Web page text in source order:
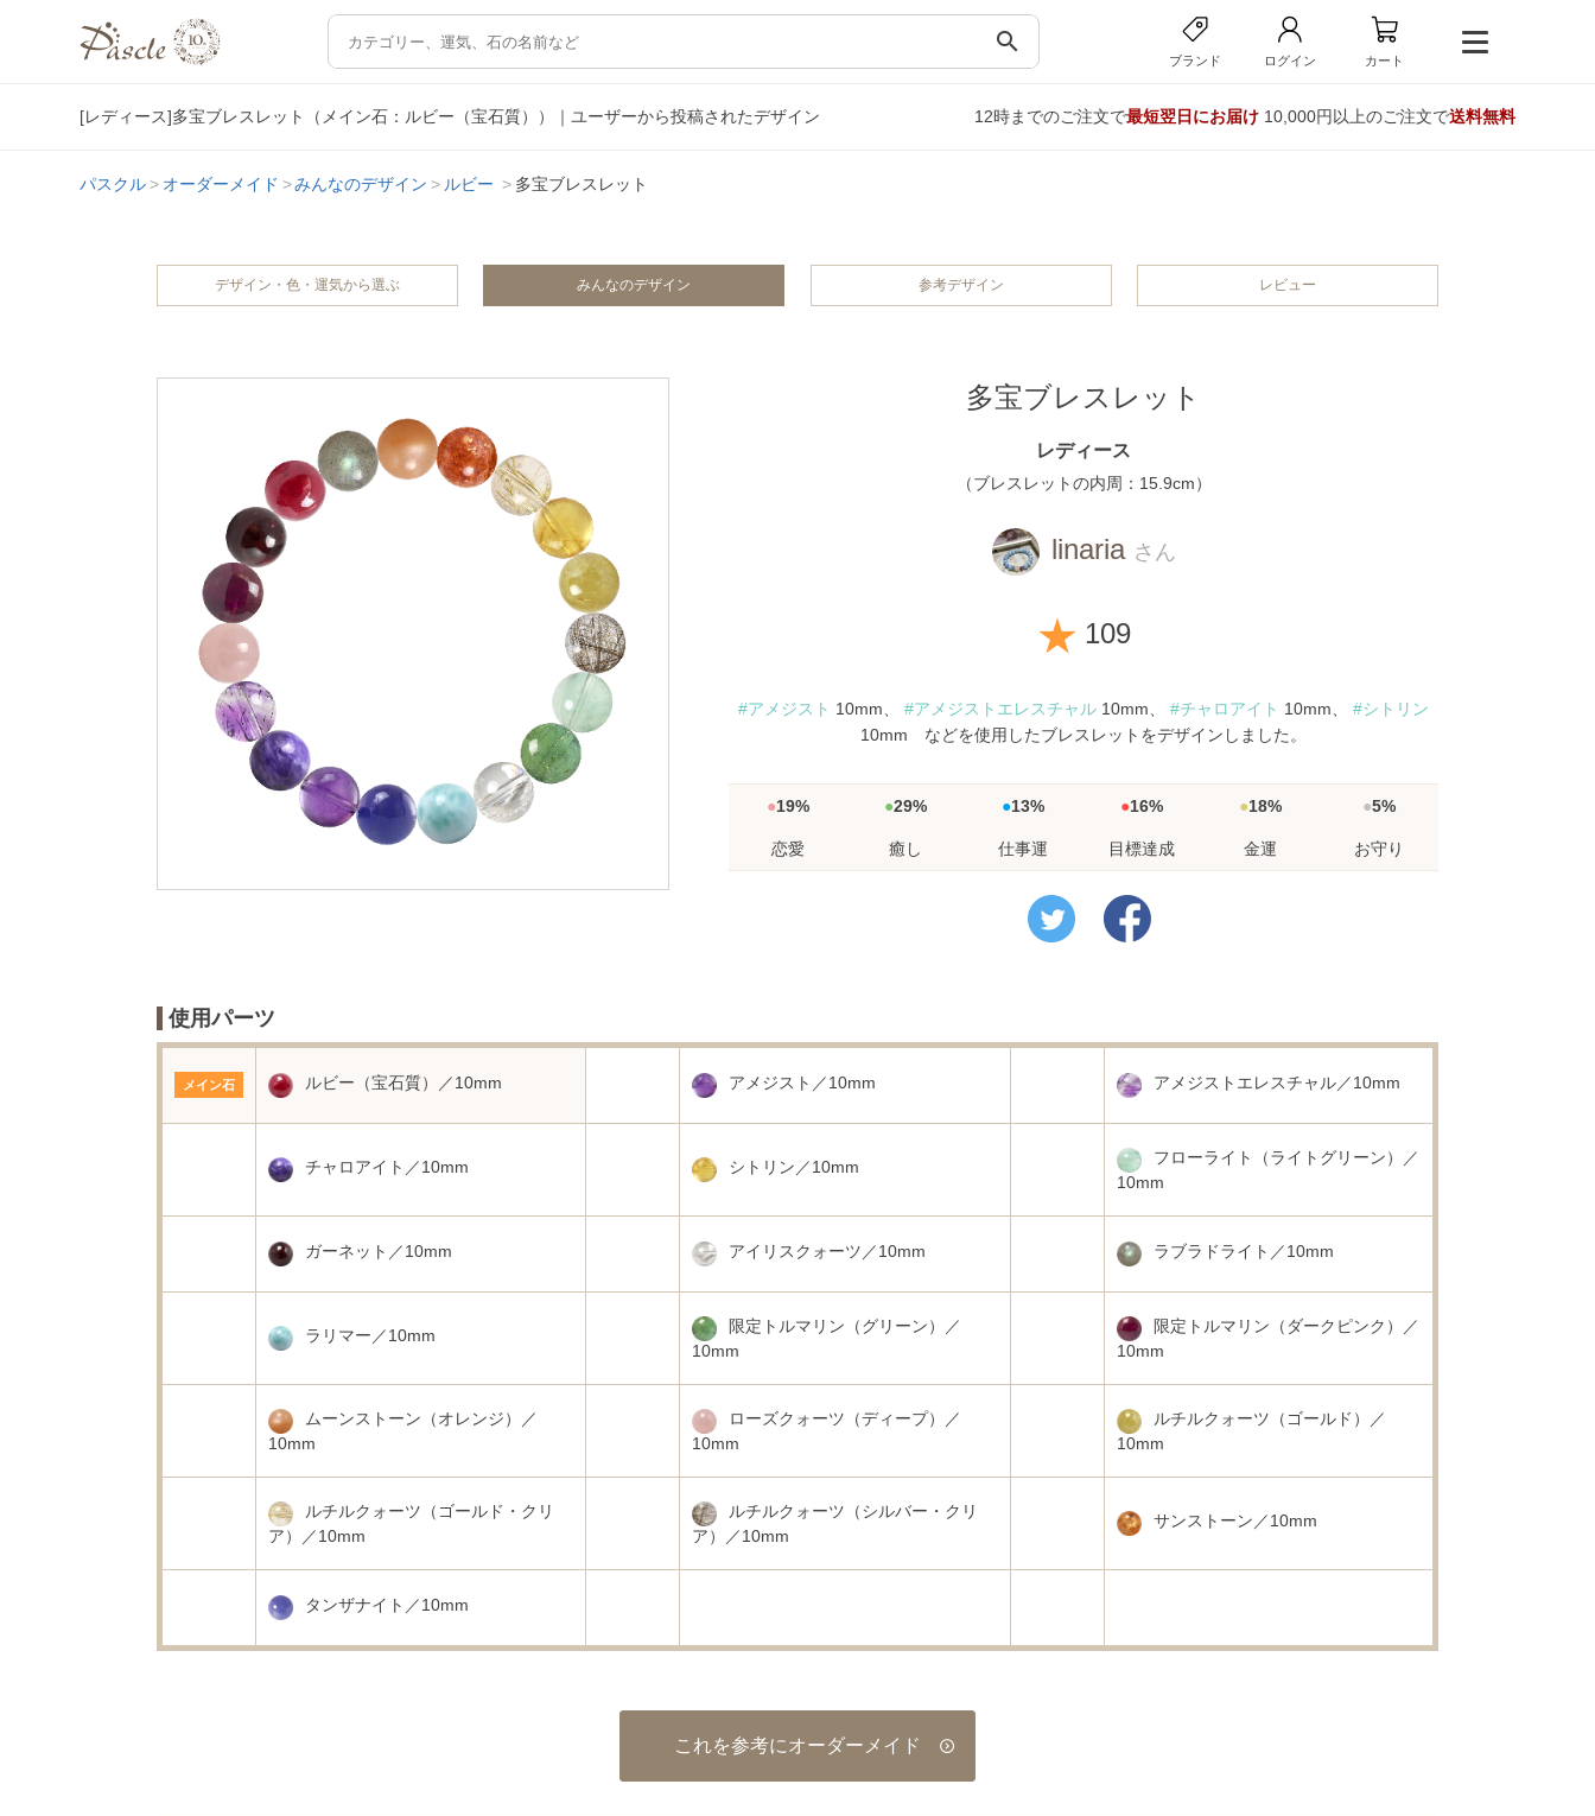
search
ブランド ログイン カート
[レディース]多宝ブレスレット（メイン石：ルビー（宝石質））｜ユーザーから投稿されたデザイン 12時までのご注文で最短翌日にお届け10,000円以上のご注文で送料無料
パスクル オーダーメイド みんなのデザイン ルビー 多宝ブレスレット
デザイン・色・運気から選ぶ みんなのデザイン 参考デザイン レビュー
多宝ブレスレット
レディース
（ブレスレットの内周：15.9cm）
linaria さん
★ 109
#アメジスト 10mm、 #アメジストエレスチャル 10mm、 #チャロアイト 10mm、 #シトリン
10mm などを使用したブレスレットをデザインしました。
19% 29% 13% 16% 18% 5%
恋愛 癒し 仕事運 目標達成 金運 お守り
使用パーツ
メイン石 ルビー（宝石質）／10mm アメジスト／10mm アメジストエレスチャル／10mm
チャロアイト／10mm シトリン／10mm
フローライト（ライトグリーン）／
10mm
ガーネット／10mm アイリスクォーツ／10mm ラブラドライト／10mm
ラリマー／10mm
限定トルマリン（グリーン）／
10mm
限定トルマリン（ダークピンク）／
10mm
ムーンストーン（オレンジ）／
10mm
ローズクォーツ（ディープ）／
10mm
ルチルクォーツ（ゴールド）／
10mm
ルチルクォーツ（ゴールド・クリ
ア）／10mm
ルチルクォーツ（シルバー・クリ
ア）／10mm
サンストーン／10mm
タンザナイト／10mm
これを参考にオーダーメイド